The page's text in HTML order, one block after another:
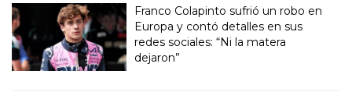
Franco Colapinto sufrió un robo en
Europa y contó detalles en sus
redes sociales: “Ni la matera
dejaron”